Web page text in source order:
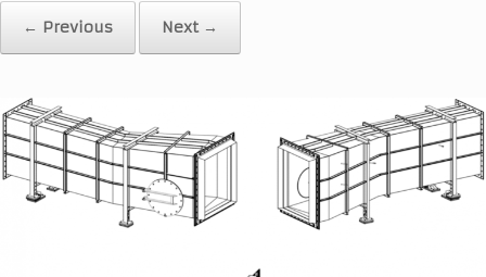
← Previous
Next →